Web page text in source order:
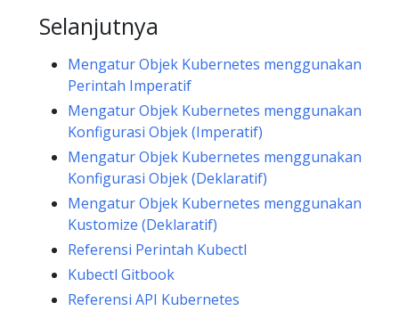
Selanjutnya
Mengatur Objek Kubernetes menggunakan
Perintah Imperatif
Mengatur Objek Kubernetes menggunakan
Konfigurasi Objek (Imperatif)
Mengatur Objek Kubernetes menggunakan
Konfigurasi Objek (Deklaratif)
Mengatur Objek Kubernetes menggunakan
Kustomize (Deklaratif)
Referensi Perintah Kubectl
Kubectl Gitbook
Referensi API Kubernetes